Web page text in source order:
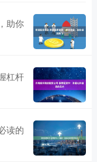
助你
杠杆
读的